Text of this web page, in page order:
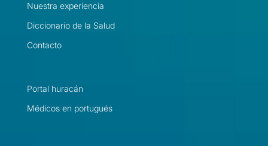
Nuestra experiencia
Diccionario de la Salud
Contacto
Portal huracán
Médicos en portugués